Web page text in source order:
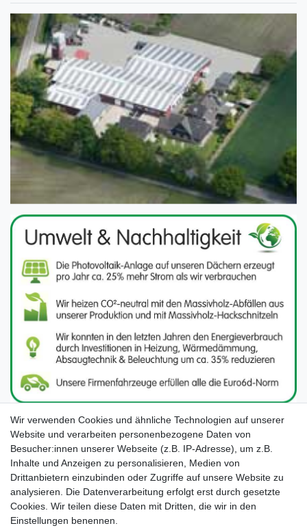
Unsere Seiten im Social Media:
Wir verwenden Cookies und ähnliche Technologien auf unserer
Website und verarbeiten personenbezogene Daten von
Besucher:innen unserer Webseite (z.B. IP-Adresse), um z.B.
Inhalte und Anzeigen zu personalisieren, Medien von
Drittanbietern einzubinden oder Zugriffe auf unsere Website zu
analysieren. Die Datenverarbeitung erfolgt erst durch gesetzte
Cookies. Wir teilen diese Daten mit Dritten, die wir in den
Einstellungen benennen.